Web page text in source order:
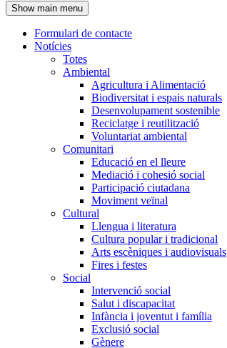
l'encapçalament
Show main menu
Navegació
principal
Formulari de contacte
Notícies
Totes
Ambiental
Agricultura i Alimentació
Biodiversitat i espais naturals
Desenvolupament sostenible
Reciclatge i reutilització
Voluntariat ambiental
Comunitari
Educació en el lleure
Mediació i cohesió social
Participació ciutadana
Moviment veïnal
Cultural
Llengua i literatura
Cultura popular i tradicional
Arts escèniques i audiovisuals
Fires i festes
Social
Intervenció social
Salut i discapacitat
Infància i joventut i família
Exclusió social
Gènere